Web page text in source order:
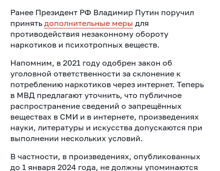
Ранее Президент РФ Владимир Путин поручил
принять дополнительные меры для
противодействия незаконному обороту
наркотиков и психотропных веществ.
Напомним, в 2021 году одобрен закон об
уголовной ответственности за склонение к
потреблению наркотиков через интернет. Теперь
в МВД предлагают уточнить, что публичное
распространение сведений о запрещённых
веществах в СМИ и в интернете, произведениях
науки, литературы и искусства допускаются при
выполнении нескольких условий.
В частности, в произведениях, опубликованных
до 1 января 2024 года, не должны упоминаются